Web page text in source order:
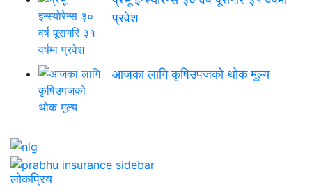
प्रवेश
आजका लागि कृषिउपजको थोक मूल्य
लाेकप्रिय